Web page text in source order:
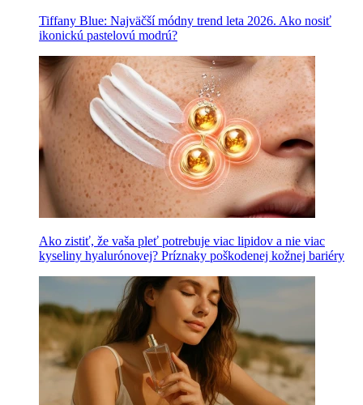
Tiffany Blue: Najväčší módny trend leta 2026. Ako nosiť
ikonickú pastelovú modrú?
Ako zistiť, že vaša pleť potrebuje viac lipidov a nie viac
kyseliny hyalurónovej? Príznaky poškodenej kožnej bariéry